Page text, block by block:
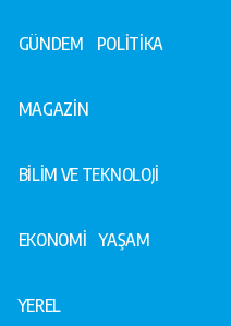
GÜNDEM POLİTİKA
MAGAZİN
BİLİM VE TEKNOLOJİ
EKONOMİ YAŞAM
YEREL